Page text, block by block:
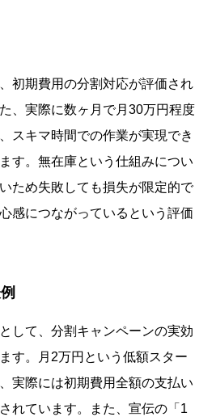
初期費用の分割対応が評価され
、実際に数ヶ月で月30万円程度
スキマ時間での作業が実現でき
す。無在庫という仕組みについ
ため失敗しても損失が限定的で
感につながっているという評価
して、分割キャンペーンの実効
す。月2万円という低額スター
実際には初期費用全額の支払い
れています。また、宣伝の「1